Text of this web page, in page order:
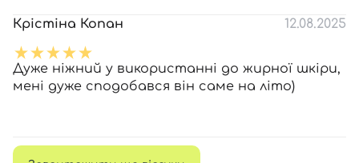
Крістіна Копан 12.08.2025
Дуже ніжний у використанні до жирної шкіри,
мені дуже сподобався він саме на літо)